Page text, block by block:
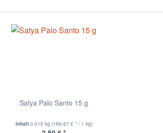
Satya Palo Santo 15 g
Inhalt 0.015 kg (166,67 € * / 1 kg)